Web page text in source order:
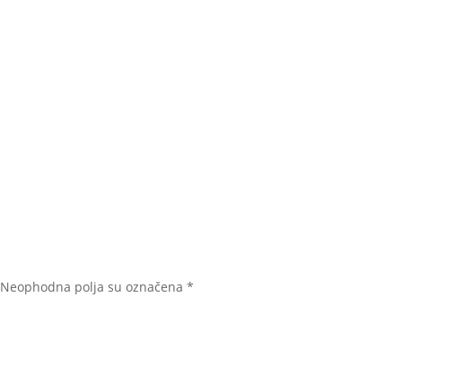
Neophodna polja su označena*